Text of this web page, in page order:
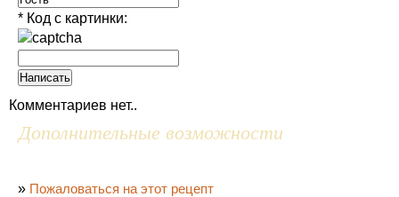
* Код с картинки:
Комментариев нет..
Дополнительные возможности
» Пожаловаться на этот рецепт